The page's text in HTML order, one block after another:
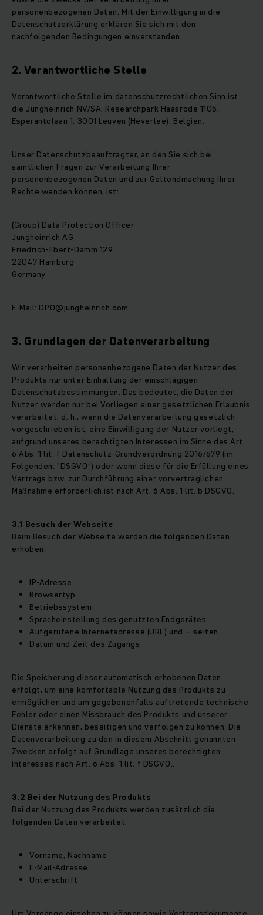
personenbezogenen Daten. Mit der Einwilligung in die
Datenschutzerklärung erklären Sie sich mit den
nachfolgenden Bedingungen einverstanden.
2. Verantwortliche Stelle
Verantwortliche Stelle im datenschutzrechtlichen Sinn ist
die Jungheinrich NV/SA, Researchpark Haasrode 1105,
Esperantolaan 1, 3001 Leuven (Heverlee), Belgien.
Unser Datenschutzbeauftragter, an den Sie sich bei
sämtlichen Fragen zur Verarbeitung Ihrer
personenbezogenen Daten und zur Geltendmachung Ihrer
Rechte wenden können, ist:
(Group) Data Protection Officer
Jungheinrich AG
Friedrich-Ebert-Damm 129
22047 Hamburg
Germany
E-Mail: DPO@jungheinrich.com
3. Grundlagen der Datenverarbeitung
Wir verarbeiten personenbezogene Daten der Nutzer des
Produkts nur unter Einhaltung der einschlägigen
Datenschutzbestimmungen. Das bedeutet, die Daten der
Nutzer werden nur bei Vorliegen einer gesetzlichen Erlaubnis
verarbeitet, d. h., wenn die Datenverarbeitung gesetzlich
vorgeschrieben ist, eine Einwilligung der Nutzer vorliegt,
aufgrund unseres berechtigten Interessen im Sinne des Art.
6 Abs. 1 lit. f Datenschutz-Grundverordnung 2016/679 (im
Folgenden: "DSGVO“) oder wenn diese für die Erfüllung eines
Vertrags bzw. zur Durchführung einer vorvertraglichen
Maßnahme erforderlich ist nach Art. 6 Abs. 1 lit. b DSGVO.
3.1 Besuch der Webseite
Beim Besuch der Webseite werden die folgenden Daten
erhoben:
IP-Adresse
Browsertyp
Betriebssystem
Spracheinstellung des genutzten Endgerätes
Aufgerufene Internetadresse (URL) und – seiten
Datum und Zeit des Zugangs
Die Speicherung dieser automatisch erhobenen Daten
erfolgt, um eine komfortable Nutzung des Produkts zu
ermöglichen und um gegebenenfalls auftretende technische
Fehler oder einen Missbrauch des Produkts und unserer
Dienste erkennen, beseitigen und verfolgen zu können. Die
Datenverarbeitung zu den in diesem Abschnitt genannten
Zwecken erfolgt auf Grundlage unseres berechtigten
Interesses nach Art. 6 Abs. 1 lit. f DSGVO..
3.2 Bei der Nutzung des Produkts
Bei der Nutzung des Produkts werden zusätzlich die
folgenden Daten verarbeitet:
Vorname, Nachname
E-Mail-Adresse
Unterschrift